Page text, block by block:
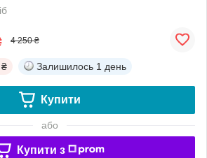
4 250 ₴
Залишилось 1 день
Купити
або
Купити з